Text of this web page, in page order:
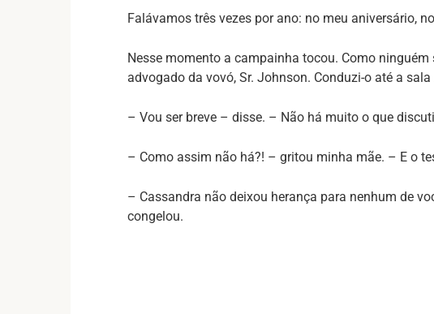
Falávamos três vezes por ano: no meu aniversário,
Nesse momento a campainha tocou. Como ninguém
advogado da vovó, Sr. Johnson. Conduzi-o até a
– Vou ser breve – disse. – Não há muito o que
– Como assim não há?! – gritou minha mãe. – E o
– Cassandra não deixou herança para nenhum de
congelou.